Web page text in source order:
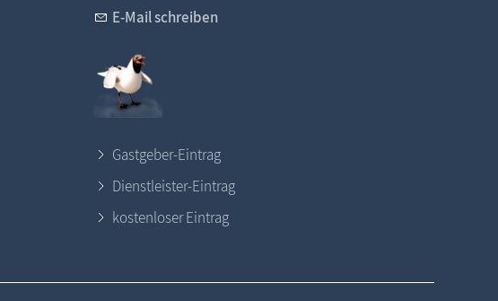
E-Mail schreiben
Gastgeber-Eintrag
Dienstleister-Eintrag
kostenloser Eintrag